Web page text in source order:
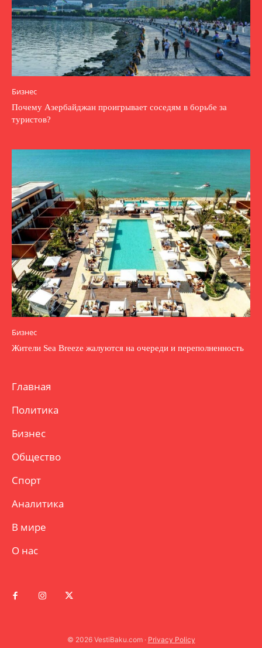
Бизнес
Почему Азербайджан проигрывает соседям в борьбе за
туристов?
Бизнес
Жители Sea Breeze жалуются на очереди и переполненность
Главная
Политика
Бизнес
Общество
Спорт
Аналитика
В мире
О нас
© 2026 VestiBaku.com · Privacy Policy